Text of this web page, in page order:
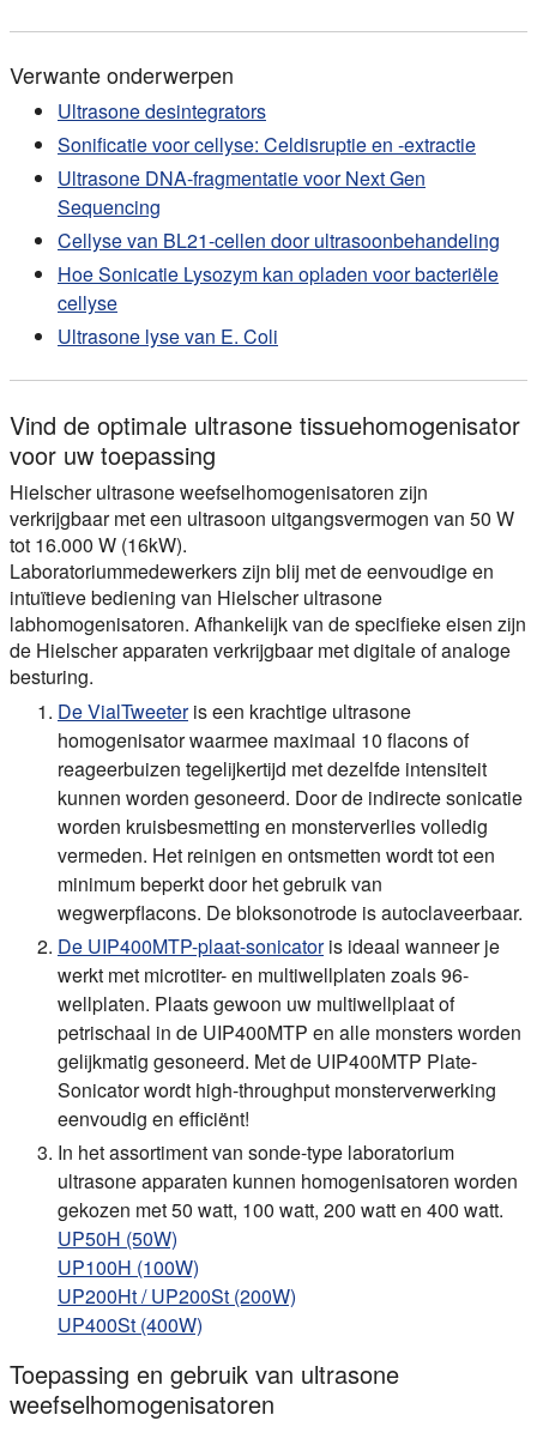
Verwante onderwerpen
Ultrasone desintegrators
Sonificatie voor cellyse: Celdisruptie en -extractie
Ultrasone DNA-fragmentatie voor Next Gen
Sequencing
Cellyse van BL21-cellen door ultrasoonbehandeling
Hoe Sonicatie Lysozym kan opladen voor bacteriële
cellyse
Ultrasone lyse van E. Coli
Vind de optimale ultrasone tissuehomogenisator
voor uw toepassing
Hielscher ultrasone weefselhomogenisatoren zijn
verkrijgbaar met een ultrasoon uitgangsvermogen van 50 W
tot 16.000 W (16kW).
Laboratoriummedewerkers zijn blij met de eenvoudige en
intuïtieve bediening van Hielscher ultrasone
labhomogenisatoren. Afhankelijk van de specifieke eisen zijn
de Hielscher apparaten verkrijgbaar met digitale of analoge
besturing.
De VialTweeteris een krachtige ultrasone
homogenisator waarmee maximaal 10 flacons of
reageerbuizen tegelijkertijd met dezelfde intensiteit
kunnen worden gesoneerd. Door de indirecte sonicatie
worden kruisbesmetting en monsterverlies volledig
vermeden. Het reinigen en ontsmetten wordt tot een
minimum beperkt door het gebruik van
wegwerpflacons. De bloksonotrode is autoclaveerbaar.
De UIP400MTP-plaat-sonicatoris ideaal wanneer je
werkt met microtiter- en multiwellplaten zoals 96-
wellplaten. Plaats gewoon uw multiwellplaat of
petrischaal in de UIP400MTP en alle monsters worden
gelijkmatig gesoneerd. Met de UIP400MTP Plate-
Sonicator wordt high-throughput monsterverwerking
eenvoudig en efficiënt!
In het assortiment van sonde-type laboratorium
ultrasone apparaten kunnen homogenisatoren worden
gekozen met 50 watt, 100 watt, 200 watt en 400 watt.
UP50H (50W)
UP100H (100W)
UP200Ht /UP200St (200W)
UP400St (400W)
Toepassing en gebruik van ultrasone
weefselhomogenisatoren